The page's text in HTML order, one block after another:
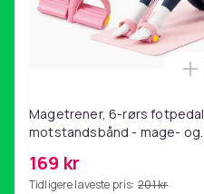
Magetrener, 6-rørs fotpedal
motstandsbånd - mage- og
hjemmegymnastikk Pink
169 kr
Tidligere laveste pris: 201 kr